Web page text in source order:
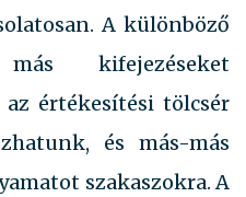
A különböző
kifejezéseket
értékesítési tölcsér
és más-más
szakaszokra. A